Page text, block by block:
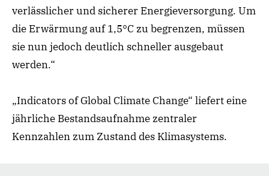
verlässlicher und sicherer Energieversorgung. Um
die Erwärmung auf 1,5°C zu begrenzen, müssen
sie nun jedoch deutlich schneller ausgebaut
werden.“
„Indicators of Global Climate Change“ liefert eine
jährliche Bestandsaufnahme zentraler
Kennzahlen zum Zustand des Klimasystems.